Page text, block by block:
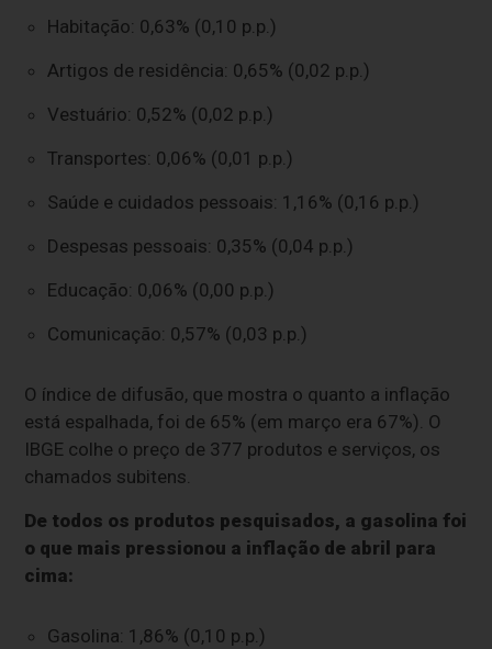
Habitação: 0,63% (0,10 p.p.)
Artigos de residência: 0,65% (0,02 p.p.)
Vestuário: 0,52% (0,02 p.p.)
Transportes: 0,06% (0,01 p.p.)
Saúde e cuidados pessoais: 1,16% (0,16 p.p.)
Despesas pessoais: 0,35% (0,04 p.p.)
Educação: 0,06% (0,00 p.p.)
Comunicação: 0,57% (0,03 p.p.)
O índice de difusão, que mostra o quanto a inflação
está espalhada, foi de 65% (em março era 67%). O
IBGE colhe o preço de 377 produtos e serviços, os
chamados subitens.
De todos os produtos pesquisados, a gasolina foi
o que mais pressionou a inflação de abril para
cima:
Gasolina: 1,86% (0,10 p.p.)